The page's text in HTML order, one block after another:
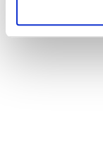
detaylı bilgi